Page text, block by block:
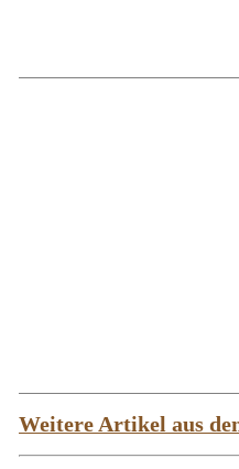
Weitere Artikel aus